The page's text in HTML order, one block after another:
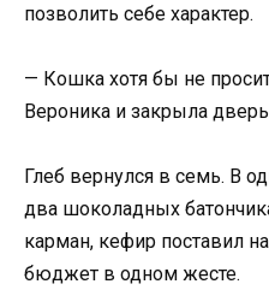
позволить себе характер.
— Кошка хотя бы не
Вероника и закрыла
Глеб вернулся в семь. В
два шоколадных
карман, кефир поставил
бюджет в одном жесте.